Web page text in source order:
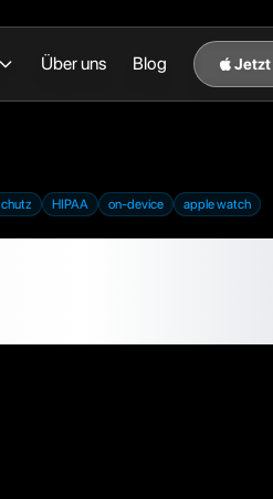
Über uns Blog Jetzt
HIPAA on-device apple watch